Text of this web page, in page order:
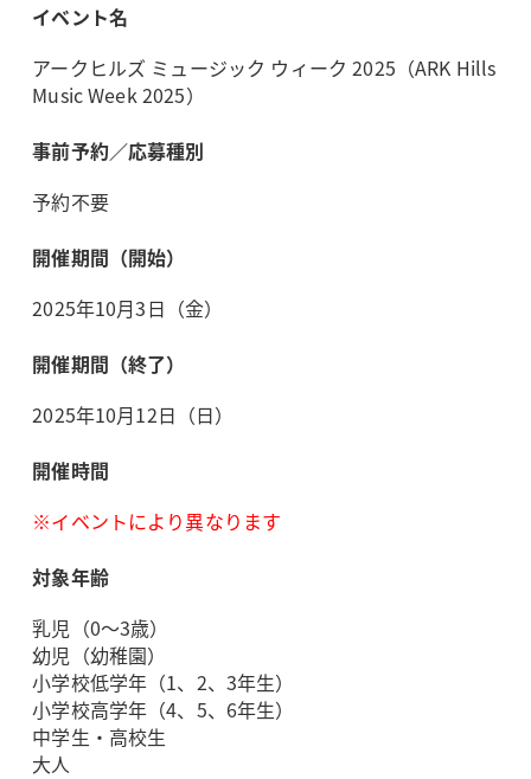
イベント名
アークヒルズ ミュージック ウィーク 2025（ARK Hills
Music Week 2025）
事前予約／応募種別
予約不要
開催期間（開始）
2025年10月3日（金）
開催期間（終了）
2025年10月12日（日）
開催時間
※イベントにより異なります
対象年齢
乳児（0～3歳）
幼児（幼稚園）
小学校低学年（1、2、3年生）
小学校高学年（4、5、6年生）
中学生・高校生
大人